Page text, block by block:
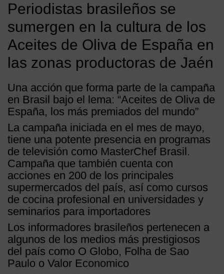
Periodistas brasileños se
sumergen en la cultura de los
Aceites de Oliva de España en
las zonas productoras de Jaén
Una acción que forma parte de la campaña
en Brasil bajo el lema: “Aceites de Oliva de
España, los más premiados del mundo”
La campaña iniciada en el mes de mayo,
tiene una potente presencia en programas
de televisión como MasterChef Brasil.
Campaña que también cuenta con
acciones en 200 de los principales
supermercados del país, así como cursos
de cocina profesional en universidades y
seminarios para importadores
Los informadores brasileños pertenecen a
algunos de los medios más prestigiosos
del país como O Globo, Folha de Sao
Paulo o Valor Economico